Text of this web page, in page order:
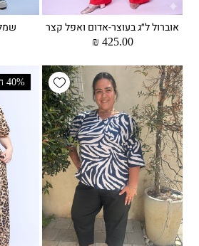
אוברול ל״ג בעוצר-אדום ואפל קצר
מחיר
425.00 ₪
Add wishlist
40% הנחה